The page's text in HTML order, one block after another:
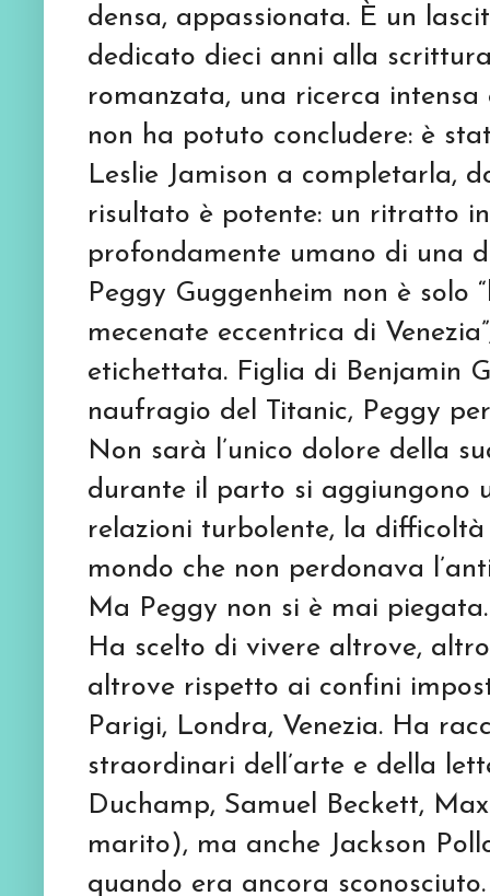
densa, appassionata. È un
dedicato dieci anni alla
romanzata, una ricerca
non ha potuto concludere: è
Leslie Jamison a completarla,
risultato è potente: un ritratto
profondamente umano di una
Peggy Guggenheim non è solo
mecenate eccentrica di
etichettata. Figlia di Benjamin
naufragio del Titanic, Peggy
Non sarà l’unico dolore della
durante il parto si aggiungono
relazioni turbolente, la
mondo che non perdonava
Ma Peggy non si è mai piegata.
Ha scelto di vivere altrove,
altrove rispetto ai confini
Parigi, Londra, Venezia. Ha
straordinari dell’arte e della
Duchamp, Samuel Beckett,
marito), ma anche Jackson
quando era ancora sconosciuto.